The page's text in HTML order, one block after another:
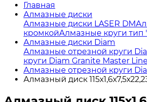
Главная
Алмазные диски
Алмазные диски LASER DM
кромкойАлмазные круги тип
Алмазные диски Diam
Алмазные отрезной круги
круги Diam Granite Master Line
Алмазные отрезной круги
Алмазный диск